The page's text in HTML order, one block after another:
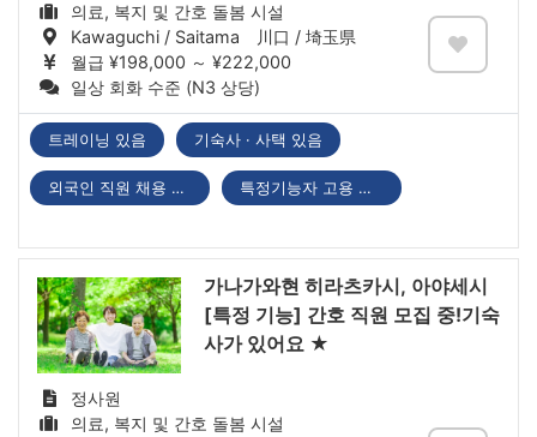
의료, 복지 및 간호 돌봄 시설
Kawaguchi / Saitama 川口 / 埼玉県
월급 ¥198,000 ～ ¥222,000
일상 회화 수준 (N3 상당)
트레이닝 있음 기숙사 · 사택 있음
외국인 직원 채용 실적 있음 특정기능자 고용 기업
가나가와현 히라츠카시, 아야세시
[특정 기능] 간호 직원 모집 중!기숙
사가 있어요 ★
정사원
의료, 복지 및 간호 돌봄 시설